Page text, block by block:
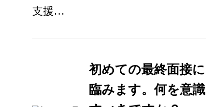
支援…
初めての最終面接に
臨みます。何を意識